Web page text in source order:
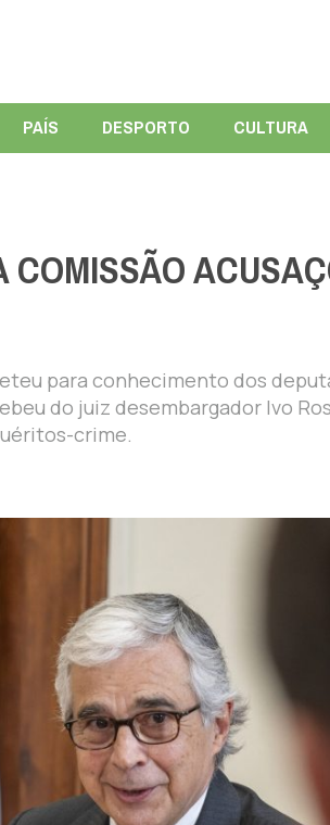
PAÍS DESPORTO CULTURA
para conhecimento dos
do juiz desembargador Ivo
crime.